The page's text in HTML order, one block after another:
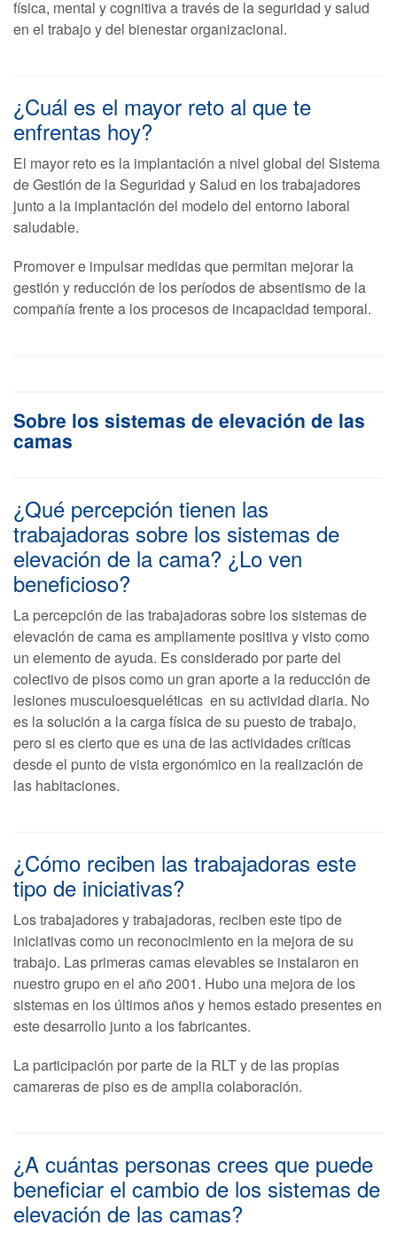
física, mental y cognitiva a través de la seguridad y salud
en el trabajo y del bienestar organizacional.
¿Cuál es el mayor reto al que te
enfrentas hoy?
El mayor reto es la implantación a nivel global del Sistema
de Gestión de la Seguridad y Salud en los trabajadores
junto a la implantación del modelo del entorno laboral
saludable.
Promover e impulsar medidas que permitan mejorar la
gestión y reducción de los períodos de absentismo de la
compañía frente a los procesos de incapacidad temporal.
Sobre los sistemas de elevación de las
camas
¿Qué percepción tienen las
trabajadoras sobre los sistemas de
elevación de la cama? ¿Lo ven
beneficioso?
La percepción de las trabajadoras sobre los sistemas de
elevación de cama es ampliamente positiva y visto como
un elemento de ayuda. Es considerado por parte del
colectivo de pisos como un gran aporte a la reducción de
lesiones musculoesqueléticas en su actividad diaria. No
es la solución a la carga física de su puesto de trabajo,
pero si es cierto que es una de las actividades críticas
desde el punto de vista ergonómico en la realización de
las habitaciones.
¿Cómo reciben las trabajadoras este
tipo de iniciativas?
Los trabajadores y trabajadoras, reciben este tipo de
iniciativas como un reconocimiento en la mejora de su
trabajo. Las primeras camas elevables se instalaron en
nuestro grupo en el año 2001. Hubo una mejora de los
sistemas en los últimos años y hemos estado presentes en
este desarrollo junto a los fabricantes.
La participación por parte de la RLT y de las propias
camareras de piso es de amplia colaboración.
¿A cuántas personas crees que puede
beneficiar el cambio de los sistemas de
elevación de las camas?